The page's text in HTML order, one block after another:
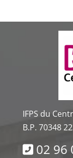
IFPS du
B.P. 70348
02 96